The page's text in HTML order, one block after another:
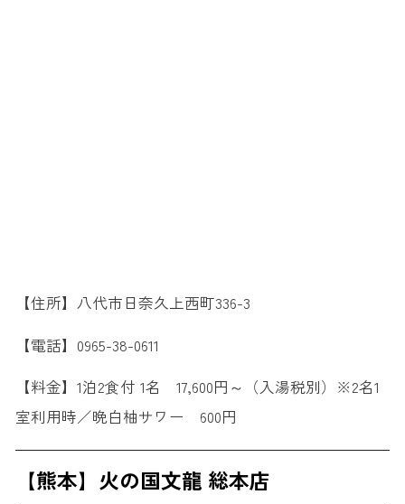
【住所】八代市日奈久上西町336-3
【電話】0965-38-0611
【料金】1泊2食付 1名 17,600円～（入湯税別）※2名1
室利用時／晩白柚サワー 600円
【熊本】火の国文龍 総本店